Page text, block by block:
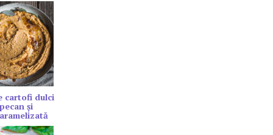
cartofi dulci
și